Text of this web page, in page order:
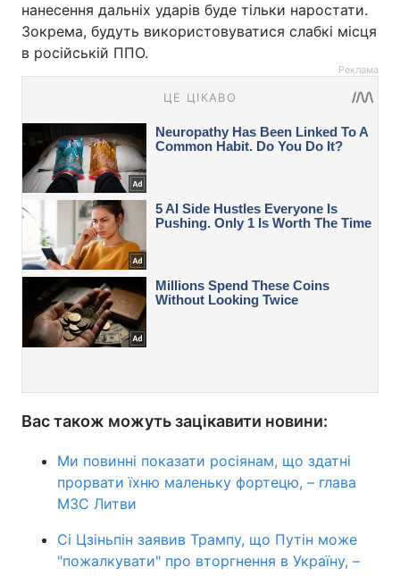
нанесення дальніх ударів буде тільки наростати.
Зокрема, будуть використовуватися слабкі місця
в російській ППО.
Реклама
Вас також можуть зацікавити новини:
Ми повинні показати росіянам, що здатні
прорвати їхню маленьку фортецю, – глава
МЗС Литви
Сі Цзіньпін заявив Трампу, що Путін може
"пожалкувати" про вторгнення в Україну, –